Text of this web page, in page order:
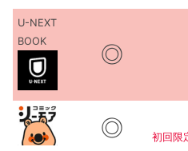
U-NEXT
BOOK
◎
◎
初回限